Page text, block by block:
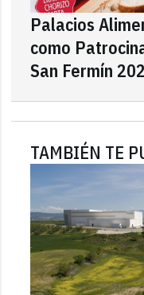
Palacios
como
San Fermín
TAMBIÉN TE